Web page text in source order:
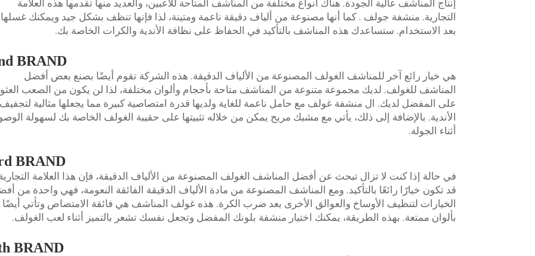
إنتاج المناشف عالية الجودة. هناك أنواع مختلفة من المناشف المتاحة للاعبين، والعديد منها تقدمها هذه العلامة
التجارية. منشفة جولف . كما أنها مصنوعة من ألياف دقيقة ناعمة ومتينة، لذا فإنها تنظف بشكل جيد ويمكنك غسلها
بعد الاستخدام. ستساعدك هذه المناشف بالتأكيد في الحفاظ على نظافة الأندية والكرات الخاصة بك.
BRAND
هي خيار رائع آخر للمناشف الغولف المصنوعة من الألياف الدقيقة. هذه الشركة تقوم أيضًا بصنع بعض أفضل
المناشف للغولف. لديك مجموعة متنوعة من المناشف متاحة بأحجام وألوان مختلفة، لذا لن يكون من الصعب
على المفضل لديك. ال منشفة غولف مع حامل ناعمة للغاية ولديها قدرة امتصاصية كبيرة مما يجعلها مثالية لتجفيف
الأندية. بالإضافة إلى ذلك، يأتي مع مشبك مريح يمكن من خلاله تثبيتها على حقيبة الغولف الخاصة بك لسهولة
أثناء الجولة.
BRAND
في حالة إذا كنت لا تزال تبحث عن أفضل المناشف الغولف المصنوعة من الألياف الدقيقة، فإن هذا العلامة
قد تكون خيارًا رائعًا بالتأكيد. ومع المناشف المصنوعة من مادة الألياف الدقيقة الفائقة النعومة، فهي واحدة من
الخيارات لتنظيف الأوساخ والعوالق الأخرى بعد ضرب الكرة. هذه غولف المناشف هي فائقة الامتصاص وتأتي أيضًا
بألوان ممتعة. بهذه الطريقة، يمكنك اختيار منشفة بلونك المفضل وتجعل نفسك تشعر بالتميز أثناء لعب الغولف.
BRAND